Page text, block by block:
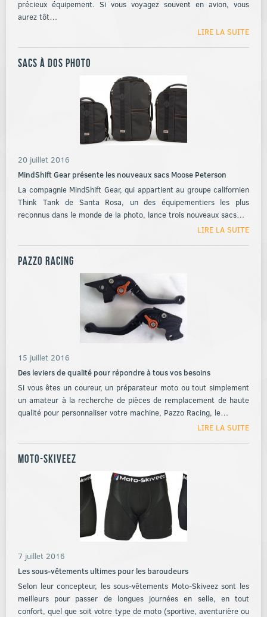
précieux équipement. Si vous voyagez souvent en avion, vous
aurez tôt…
LIRE LA SUITE
Sacs à dos photo
20 juillet 2016
MindShift Gear présente les nouveaux sacs Moose Peterson
La compagnie MindShift Gear, qui appartient au groupe californien
Think Tank de Santa Rosa, un des équipementiers les plus
reconnus dans le monde de la photo, lance trois nouveaux sacs…
LIRE LA SUITE
Pazzo Racing
15 juillet 2016
Des leviers de qualité pour répondre à tous vos besoins
Si vous êtes un coureur, un préparateur moto ou tout simplement
un amateur à la recherche de pièces de remplacement de haute
qualité pour personnaliser votre machine, Pazzo Racing, le…
LIRE LA SUITE
Moto-Skiveez
7 juillet 2016
Les sous-vêtements ultimes pour les baroudeurs
Selon leur concepteur, les sous-vêtements Moto-Skiveez sont les
meilleurs pour passer de longues journées en selle, en tout
confort, quel que soit votre type de moto (sportive, aventurière ou